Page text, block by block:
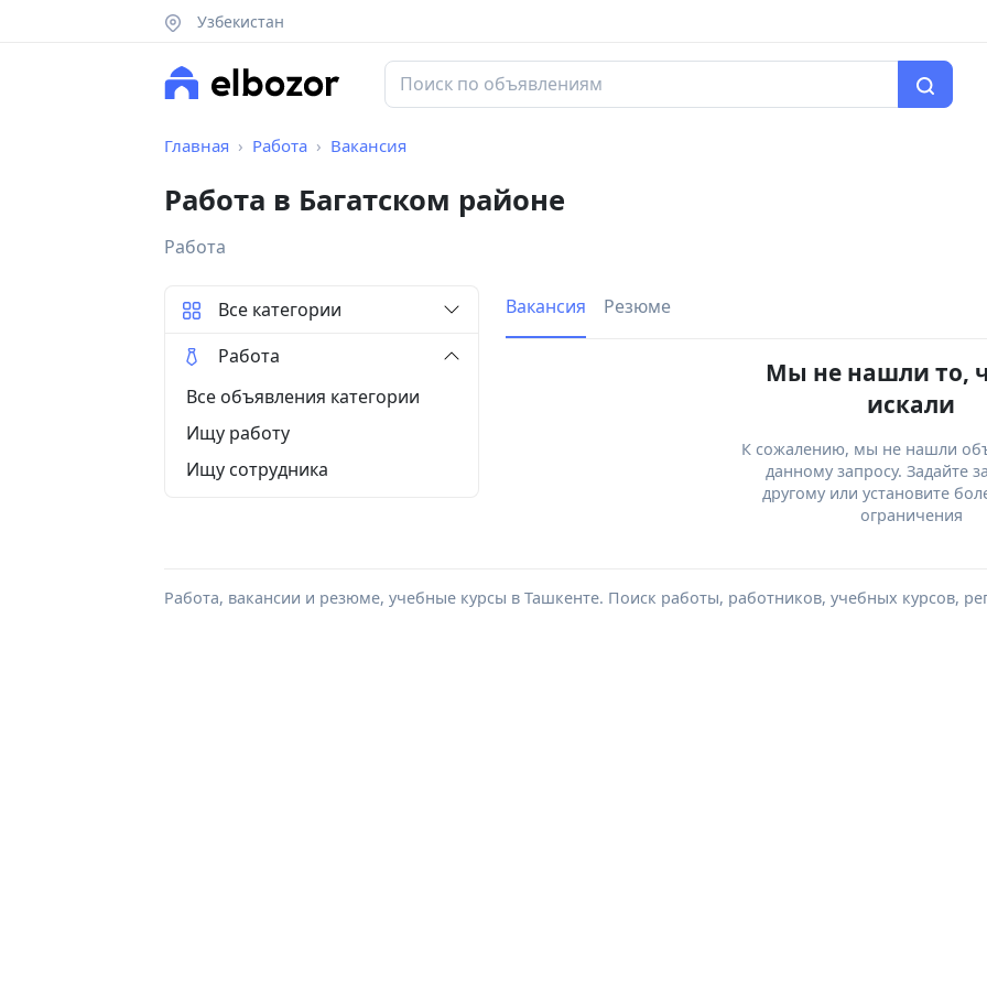
Узбекистан
Главная Работа Вакансия
Работа в Багатском районе
Работа
Вакансия Резюме
Мы не нашли то,
искали
К сожалению, мы не нашли
данному запросу. Задайте
другому или установите
ограничения
Все категории
Работа
Все объявления категории
Ищу работу
Ищу сотрудника
Работа, вакансии и резюме, учебные курсы в Ташкенте. Поиск работы, работников, учебных курсов,